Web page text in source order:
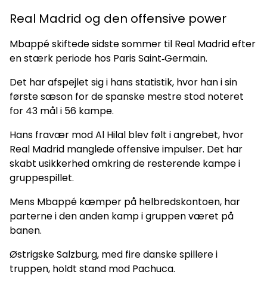
Real Madrid og den offensive power
Mbappé skiftede sidste sommer til Real Madrid efter
en stærk periode hos Paris Saint‑Germain.
Det har afspejlet sig i hans statistik, hvor han i sin
første sæson for de spanske mestre stod noteret
for 43 mål i 56 kampe.
Hans fravær mod Al Hilal blev følt i angrebet, hvor
Real Madrid manglede offensive impulser. Det har
skabt usikkerhed omkring de resterende kampe i
gruppespillet.
Mens Mbappé kæmper på helbredskontoen, har
parterne i den anden kamp i gruppen været på
banen.
Østrigske Salzburg, med fire danske spillere i
truppen, holdt stand mod Pachuca.